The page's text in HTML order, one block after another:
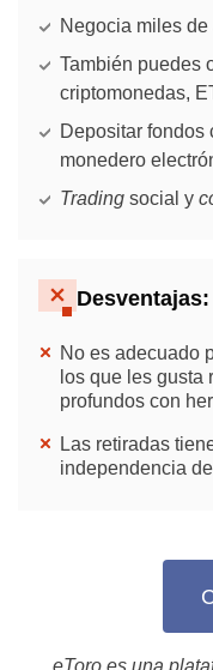
Negocia miles de
También puedes
criptomonedas,
Depositar fondos
monedero
Trading social y
Desventajas:
No es adecuado
los que les
profundos con
Las retiradas
independencia